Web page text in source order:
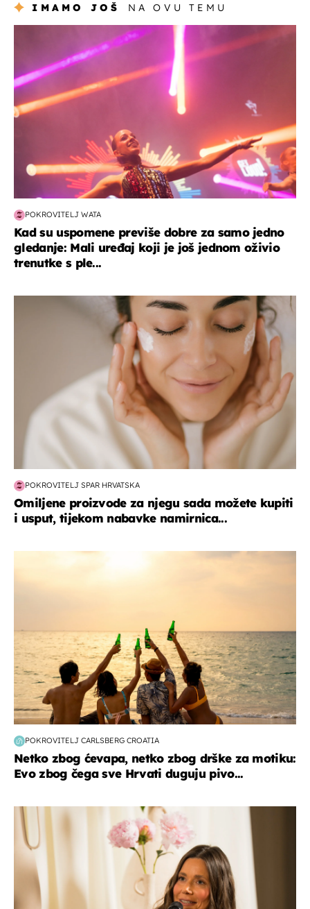
IMAMO JOŠ NA OVU TEMU
POKROVITELJ WATA
Kad su uspomene previše dobre za samo jedno
gledanje: Mali uređaj koji je još jednom oživio
trenutke s ple...
moda & ljepota
POKROVITELJ SPAR HRVATSKA
Omiljene proizvode za njegu sada možete kupiti
i usput, tijekom nabavke namirnica...
POKROVITELJ CARLSBERG CROATIA
Netko zbog ćevapa, netko zbog drške za motiku:
Evo zbog čega sve Hrvati duguju pivo...
moda & ljepota